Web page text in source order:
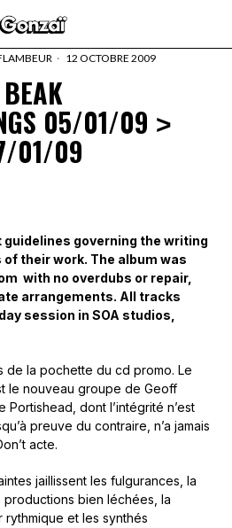
12 OCTOBRE 2009
BEAK
05/01/09 ˃
01/09
guidelines governing the writing
their work. The album was
with no overdubs or repair,
arrangements. All tracks
session in SOA studios,
de la pochette du cd promo. Le
le nouveau groupe de Geoff
dont l’intégrité n’est
preuve du contraire, n’a jamais
acte.
jaillissent les fulgurances, la
bien léchées, la
et les synthés